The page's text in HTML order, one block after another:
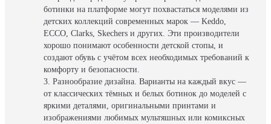
ботинки на платформе могут похвастаться моделями из
детских коллекций современных марок — Keddo,
ECCO, Clarks, Skechers и других. Эти производители
хорошо понимают особенности детской стопы, и
создают обувь с учётом всех необходимых требований к
комфорту и безопасности.
Разнообразие дизайна. Варианты на каждый вкус —
от классических тёмных и белых ботинок до моделей с
яркими деталями, оригинальными принтами и
изображениями любимых мультяшных или комиксных